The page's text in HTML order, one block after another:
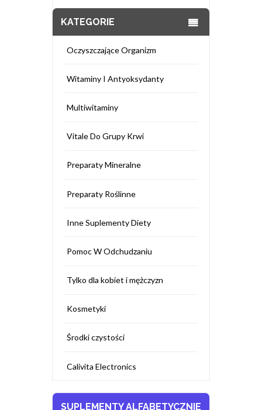
KATEGORIE
Oczyszczające Organizm
Witaminy I Antyoksydanty
Multiwitaminy
Vitale Do Grupy Krwi
Preparaty Mineralne
Preparaty Roślinne
Inne Suplementy Diety
Pomoc W Odchudzaniu
Tylko dla kobiet i mężczyzn
Kosmetyki
Środki czystości
Calivita Electronics
SUPLEMENTY ALFABETYCZNIE